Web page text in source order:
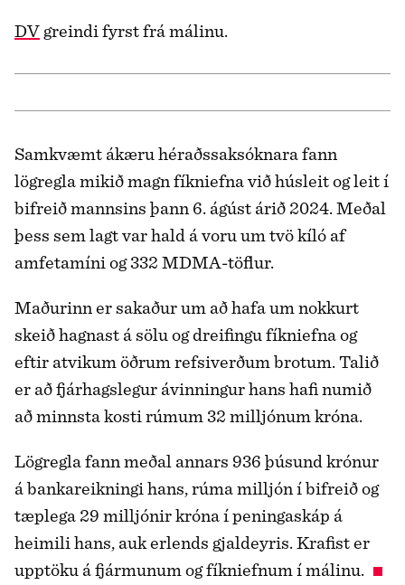
DVgreindi fyrst frá málinu.
Samkvæmt ákæru héraðssaksóknara fann
lögregla mikið magn fíkniefna við húsleit og leit í
bifreið mannsins þann 6. ágúst árið 2024. Meðal
þess sem lagt var hald á voru um tvö kíló af
amfetamíni og 332 MDMA-töflur.
Maðurinn er sakaður um að hafa um nokkurt
skeið hagnast á sölu og dreifingu fíkniefna og
eftir atvikum öðrum refsiverðum brotum. Talið
er að fjárhagslegur ávinningur hans hafi numið
að minnsta kosti rúmum 32 milljónum króna.
Lögregla fann meðal annars 936 þúsund krónur
á bankareikningi hans, rúma milljón í bifreið og
tæplega 29 milljónir króna í peningaskáp á
heimili hans, auk erlends gjaldeyris. Krafist er
upptöku á fjármunum og fíkniefnum í málinu.